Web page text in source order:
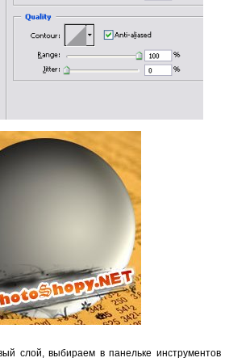
слой, выбираем в панельке инструментов